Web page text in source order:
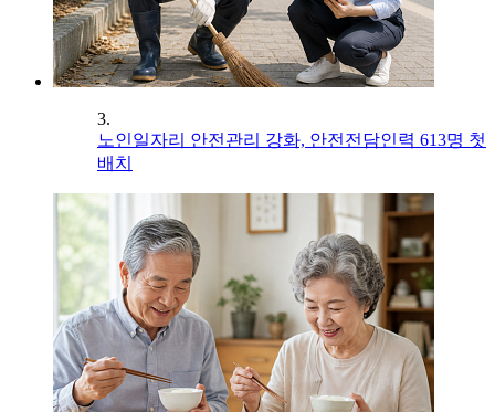
3.
노인일자리 안전관리 강화, 안전전담인력 613명 첫
배치